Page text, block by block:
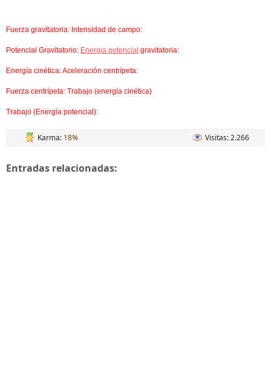
Fuerza gravitatoria: Intensidad de campo:
Potencial Gravitatorio: Energia potencial gravitatoria:
Energía cinética: Aceleración centrípeta:
Fuerza centrípeta: Trabajo (energía cinética)
Trabajo (Energía potencial):
Karma: 18% Visitas: 2.266
Entradas relacionadas: